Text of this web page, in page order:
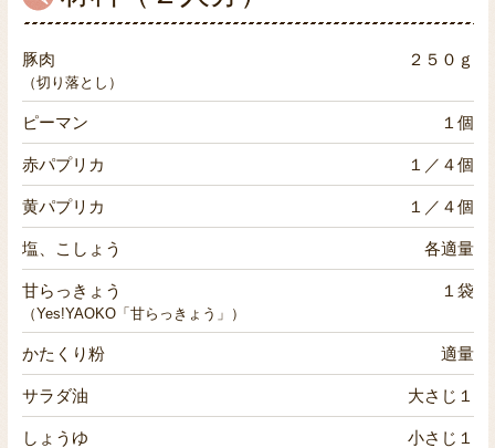
豚肉 ２５０ｇ
（切り落とし）
ピーマン １個
赤パプリカ １／４個
黄パプリカ １／４個
塩、こしょう 各適量
甘らっきょう １袋
（Yes!YAOKO「甘らっきょう」）
かたくり粉 適量
サラダ油 大さじ１
しょうゆ 小さじ１